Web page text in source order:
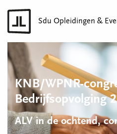
Sdu Opleidingen &
KNB/WPNR-
Bedrijfsopvolging
ALV in de ochtend,